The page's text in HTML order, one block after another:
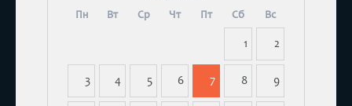
Пн
Вт Ср Чт Пт Сб Вс
1 2
3 4 5 6 7 8 9